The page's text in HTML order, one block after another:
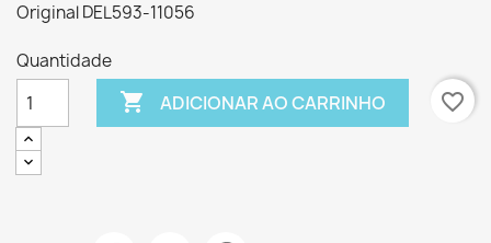
Original DEL593-11056
Quantidade
 ADICIONAR AO CARRINHO favorite_border